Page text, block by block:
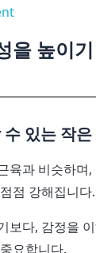
을 높이
있는 작은
육과 비슷하며
점 강해집니다.
보다, 감정을
요합니다.